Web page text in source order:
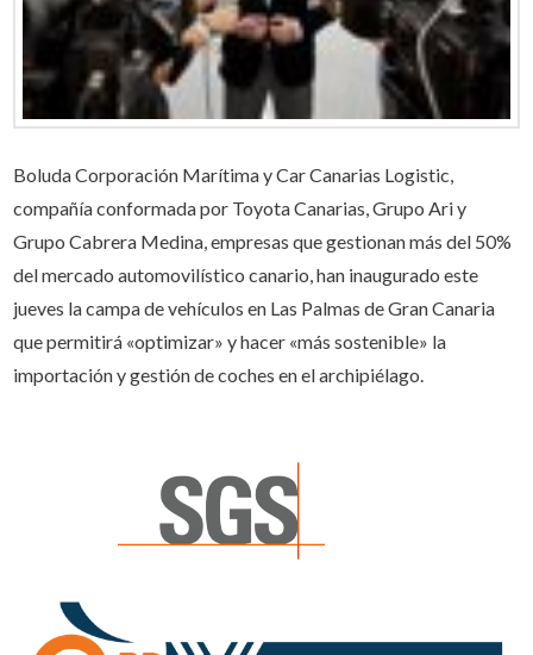
Boluda Corporación Marítima y Car Canarias Logistic,
compañía conformada por Toyota Canarias, Grupo Ari y
Grupo Cabrera Medina, empresas que gestionan más del 50%
del mercado automovilístico canario, han inaugurado este
jueves la campa de vehículos en Las Palmas de Gran Canaria
que permitirá «optimizar» y hacer «más sostenible» la
importación y gestión de coches en el archipiélago.